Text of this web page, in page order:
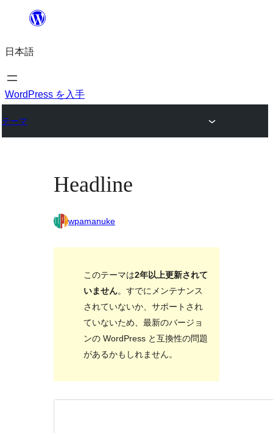
を
ス
キ
プ
日本語
WordPress を入手
テーマ
Headline
wpamanuke
このテーマは2年以上更新されて
いません。すでにメンテナンス
されていないか、サポートされ
ていないため、最新のバージョ
ンの WordPress と互換性の問題
があるかもしれません。